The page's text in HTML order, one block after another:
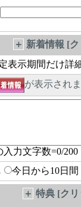
＋ 新着情報 [
表示期間だけ詳
が表示され
入力文字数=0/200
今日から10日間
＋ 特典 [ク